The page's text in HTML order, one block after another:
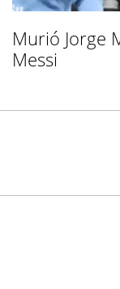
Murió Jorge
Messi